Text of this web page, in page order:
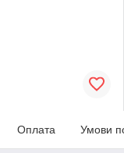
Оплата Умови